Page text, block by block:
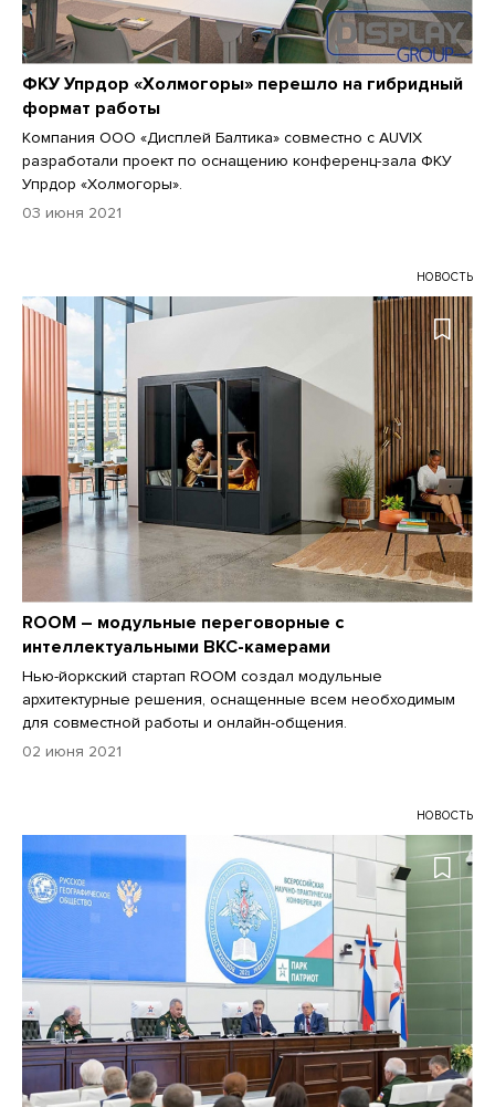
ФКУ Упрдор «Холмогоры» перешло на гибридный
формат работы
Компания ООО «Дисплей Балтика» совместно с AUVIX
разработали проект по оснащению конференц-зала ФКУ
Упрдор «Холмогоры».
03 июня 2021
НОВОСТЬ
ROOM – модульные переговорные с
интеллектуальными ВКС-камерами
Нью-йоркский стартап ROOM создал модульные
архитектурные решения, оснащенные всем необходимым
для совместной работы и онлайн-общения.
02 июня 2021
НОВОСТЬ